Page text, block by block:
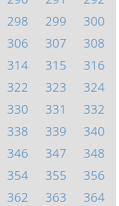
298 299
300
306 307
308
314 315
316
322 323
324
330 331
332
338 339
340
346 347
348
354 355
356
362 363 364